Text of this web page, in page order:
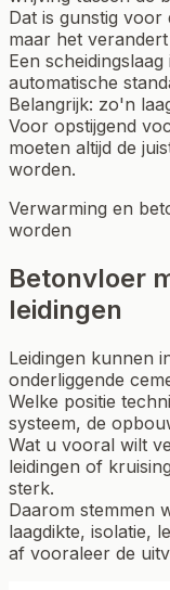
Dat is gunstig
maar het
Een
automatische
Belangrijk: zo'n
Voor opstijgend
moeten altijd de
worden.
Verwarming en
worden
Betonvloer
leidingen
Leidingen kunnen
onderliggende
Welke positie
systeem, de
Wat u vooral wilt
leidingen of
sterk.
Daarom stemmen
laagdikte, isolatie,
af vooraleer de